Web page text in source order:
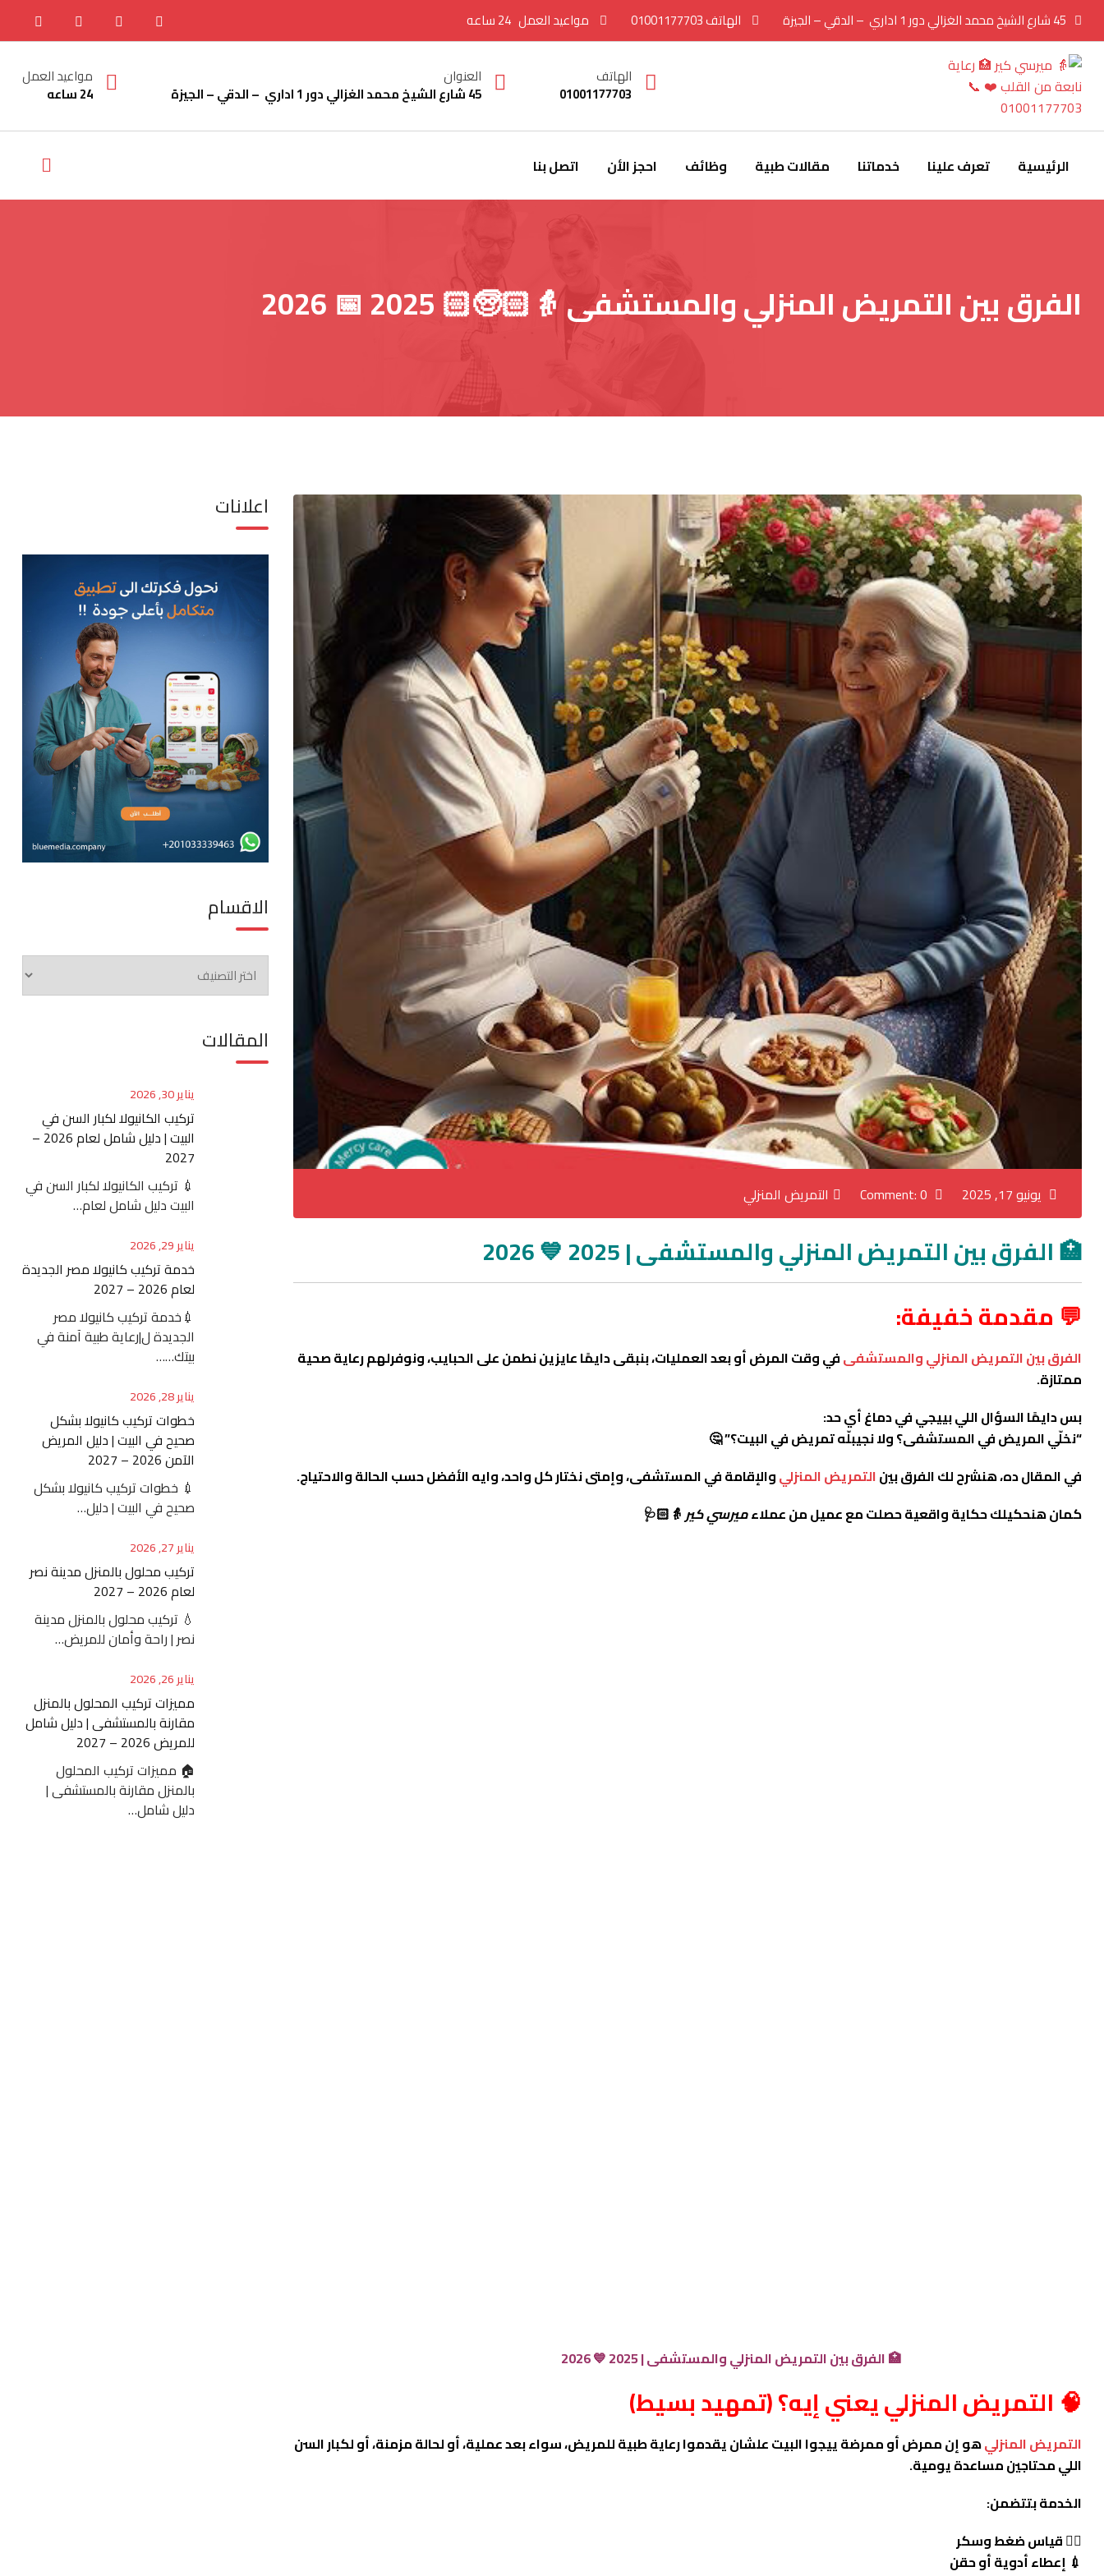
content
45 شارع الشيخ محمد الغزالي دور 1 اداري – الدقي – الجيزة الهاتف01001177703 مواعيد العمل
الهاتف
01001177703
العنوان
45 شارع الشيخ محمد الغزالي دور 1 اداري – الدقي – الجيزة
مواعيد العمل
24 ساعه
الرئيسية تعرف علينا خدماتنا مقالات طبية وظائف احجز الأن اتصل بنا
الفرق بين التمريض المنزلي والمستشفى 👵🏻🧓🏻 2025 📅 2026
يونيو 17, 2025 التمريض المنزلي
🏥 الفرق بين التمريض المنزلي والمستشفى | 2025 💙 2026
💬 مقدمة خفيفة:
الفرق بين التمريض المنزلي والمستشفىفي وقت المرض أو بعد العمليات، بنبقى دايمًا عايزين نطمن على الحبايب، ونوفرلهم رعاية صحية
ممتازة.
بس دايمًا السؤال اللي بييجي في دماغ أي حد:
“نخلّي المريض في المستشفى؟ ولا نجيبلّه تمريض في البيت؟” 🤔
في المقال ده، هنشرح لك الفرق بينالتمريض المنزليوالإقامة في المستشفى، وإمتى نختار كل واحد، وايه الأفضل حسب الحالة والاحتياج.
كمان هنحكيلك حكاية واقعية حصلت مع عميل من عملاءميرسي كير👵🏻🩺
🏥 الفرق بين التمريض المنزلي والمستشفى | 2025 💙 2026
🧠 التمريض المنزلي يعني إيه؟ (تمهيد بسيط)
التمريض المنزليهو إن ممرض أو ممرضة ييجوا البيت علشان يقدموا رعاية طبية للمريض، سواء بعد عملية، أو لحالة مزمنة، أو لكبار السن
اللي محتاجين مساعدة يومية.
الخدمة بتتضمن:
👩‍⚕️ قياس ضغط وسكر
💉 إعطاء أدوية أو حقن
اعلانات
الاقسام
الاقسام
المقالات
يناير 30, 2026
تركيب الكانيولا لكبار السن في
البيت | دليل شامل لعام 2026 –
2027
💉 تركيب الكانيولا لكبار السن في
البيت دليل شامل لعام…
يناير 29, 2026
خدمة تركيب كانيولا مصر الجديدة
لعام 2026 – 2027
💉خدمة تركيب كانيولا مصر
الجديدة ل|رعاية طبية آمنة في
بيتك……
يناير 28, 2026
خطوات تركيب كانيولا بشكل
صحيح في البيت | دليل المريض
الآمن 2026 – 2027
💉 خطوات تركيب كانيولا بشكل
صحيح في البيت | دليل…
يناير 27, 2026
تركيب محلول بالمنزل مدينة نصر
لعام 2026 – 2027
💧 تركيب محلول بالمنزل مدينة
نصر | راحة وأمان للمريض…
يناير 26, 2026
مميزات تركيب المحلول بالمنزل
مقارنة بالمستشفى | دليل شامل
للمريض 2026 – 2027
🏠 مميزات تركيب المحلول
بالمنزل مقارنة بالمستشفى |
دليل شامل…